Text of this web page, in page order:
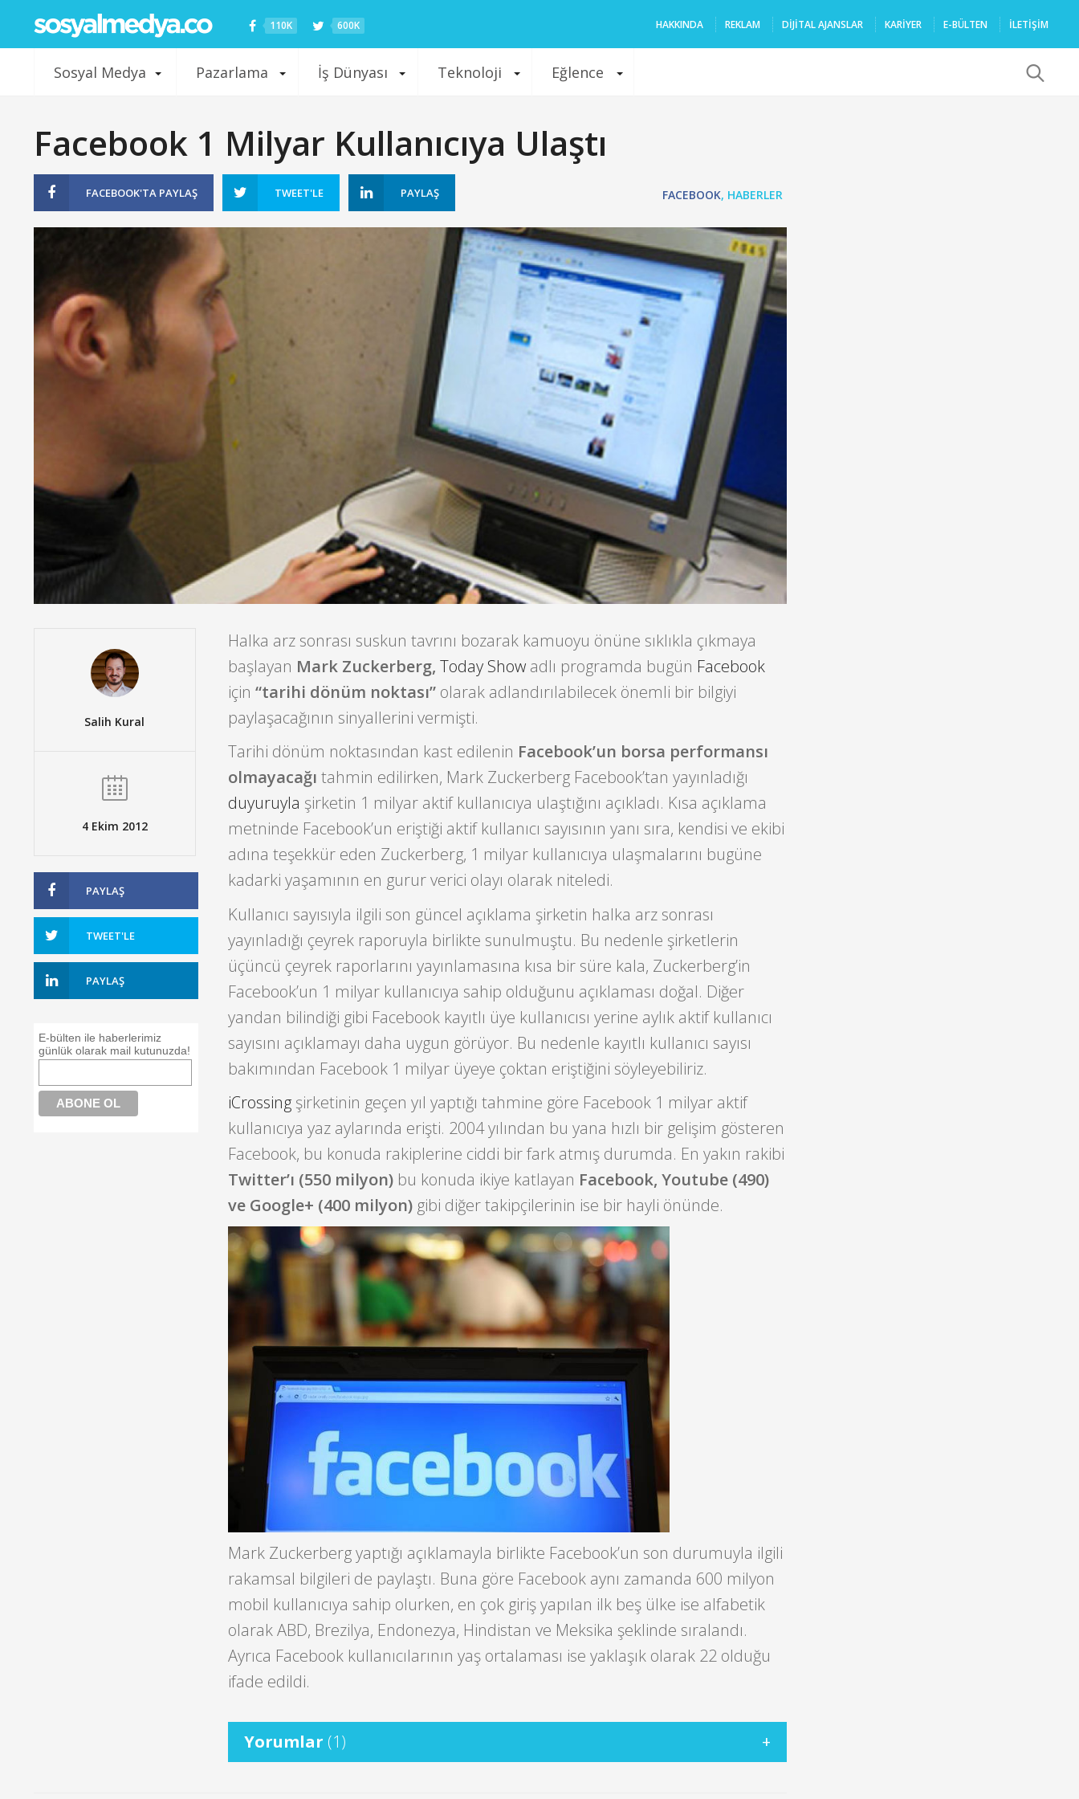
110K 600K HAKKINDA REKLAM DIJITAL AJANSLAR KARIYER E-BÜLTEN İLETİŞİM
Sosyal Medya Pazarlama İş Dünyası Teknoloji Eğlence
Facebook 1 Milyar Kullanıcıya Ulaştı
FACEBOOK'TA PAYLAŞ TWEET'LE PAYLAŞ FACEBOOK, HABERLER
Salih Kural
4 Ekim 2012
PAYLAŞ
TWEET'LE
PAYLAŞ
E-bülten ile haberlerimiz
günlük olarak mail kutunuzda!
Halka arz sonrası suskun tavrını bozarak kamuoyu önüne sıklıkla çıkmaya
başlayan Mark Zuckerberg, Today Showadlı programda bugün Facebook
için “tarihi dönüm noktası”olarak adlandırılabilecek önemli bir bilgiyi
paylaşacağının sinyallerini vermişti.
Tarihi dönüm noktasından kast edilenin Facebook’un borsa performansı
olmayacağı tahmin edilirken, Mark Zuckerberg Facebook’tan yayınladığı
duyuruyla şirketin 1 milyar aktif kullanıcıya ulaştığını açıkladı. Kısa açıklama
metninde Facebook’un eriştiği aktif kullanıcı sayısının yanı sıra, kendisi ve ekibi
adına teşekkür eden Zuckerberg, 1 milyar kullanıcıya ulaşmalarını bugüne
kadarki yaşamının en gurur verici olayı olarak niteledi.
Kullanıcı sayısıyla ilgili son güncel açıklama şirketin halka arz sonrası
yayınladığı çeyrek raporuyla birlikte sunulmuştu. Bu nedenle şirketlerin
üçüncü çeyrek raporlarını yayınlamasına kısa bir süre kala, Zuckerberg’in
Facebook’un 1 milyar kullanıcıya sahip olduğunu açıklaması doğal. Diğer
yandan bilindiği gibi Facebook kayıtlı üye kullanıcısı yerine aylık aktif kullanıcı
sayısını açıklamayı daha uygun görüyor. Bu nedenle kayıtlı kullanıcı sayısı
bakımından Facebook 1 milyar üyeye çoktan eriştiğini söyleyebiliriz.
iCrossingşirketinin geçen yıl yaptığı tahmine göre Facebook 1 milyar aktif
kullanıcıya yaz aylarında erişti. 2004 yılından bu yana hızlı bir gelişim gösteren
Facebook, bu konuda rakiplerine ciddi bir fark atmış durumda. En yakın rakibi
Twitter’ı (550 milyon)bu konuda ikiye katlayan Facebook, Youtube (490)
ve Google+ (400 milyon)gibi diğer takipçilerinin ise bir hayli önünde.
Mark Zuckerberg yaptığı açıklamayla birlikte Facebook’un son durumuyla ilgili
rakamsal bilgileri de paylaştı. Buna göre Facebook aynı zamanda 600 milyon
mobil kullanıcıya sahip olurken, en çok giriş yapılan ilk beş ülke ise alfabetik
olarak ABD, Brezilya, Endonezya, Hindistan ve Meksika şeklinde sıralandı.
Ayrıca Facebook kullanıcılarının yaş ortalaması ise yaklaşık olarak 22 olduğu
ifade edildi.
Yorumlar (1)